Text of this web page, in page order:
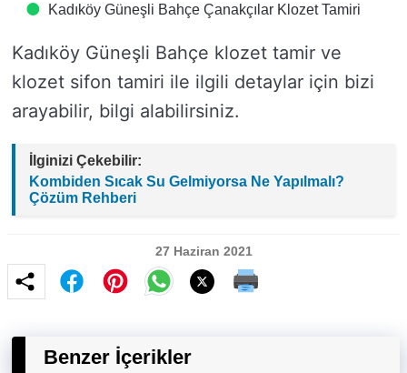
Kadıköy Güneşli Bahçe Çanakçılar Klozet Tamiri
Kadıköy Güneşli Bahçe klozet tamir ve
klozet sifon tamiri ile ilgili detaylar için bizi
arayabilir, bilgi alabilirsiniz.
İlginizi Çekebilir:
Kombiden Sıcak Su Gelmiyorsa Ne Yapılmalı?
Çözüm Rehberi
27 Haziran 2021
Benzer İçerikler